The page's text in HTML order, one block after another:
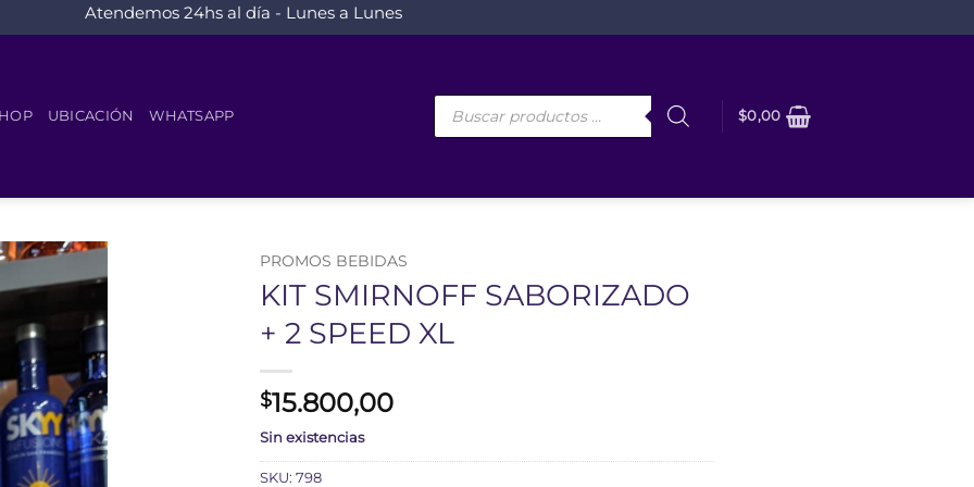
Atendemos 24hs al día - Lunes a Lunes
UBICACIÓN WHATSAPP
Búsqueda
$0,00
PROMOS BEBIDAS
KIT SMIRNOFF SABORIZADO
+ 2 SPEED XL
$15.800,00
Sin existencias
SKU: 798